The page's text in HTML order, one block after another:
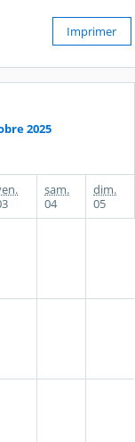
Imprimer
2025
sam.
04
dim.
05